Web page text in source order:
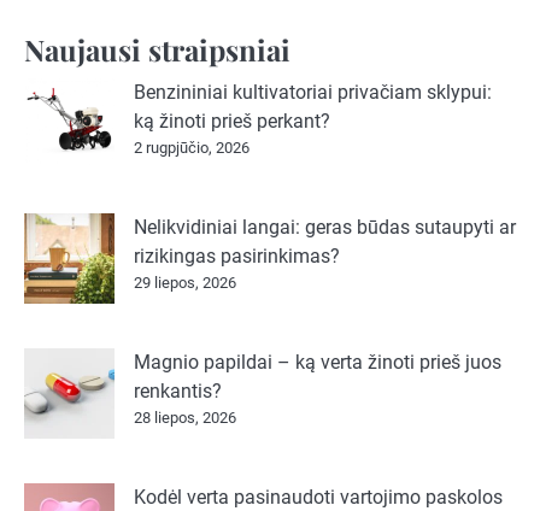
Naujausi straipsniai
Benzininiai kultivatoriai privačiam sklypui:
ką žinoti prieš perkant?
2 rugpjūčio, 2026
Nelikvidiniai langai: geras būdas sutaupyti ar
rizikingas pasirinkimas?
29 liepos, 2026
Magnio papildai – ką verta žinoti prieš juos
renkantis?
28 liepos, 2026
Kodėl verta pasinaudoti vartojimo paskolos